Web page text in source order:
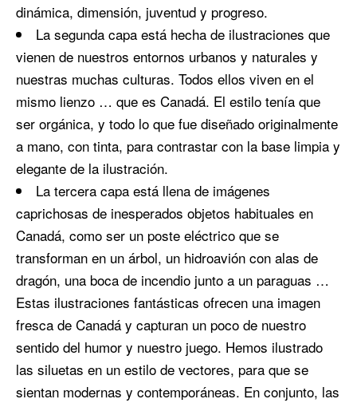
dinámica, dimensión, juventud y progreso.
La segunda capa está hecha de ilustraciones que
vienen de nuestros entornos urbanos y naturales y
nuestras muchas culturas. Todos ellos viven en el
mismo lienzo … que es Canadá. El estilo tenía que
ser orgánica, y todo lo que fue diseñado originalmente
a mano, con tinta, para contrastar con la base limpia y
elegante de la ilustración.
La tercera capa está llena de imágenes
caprichosas de inesperados objetos habituales en
Canadá, como ser un poste eléctrico que se
transforman en un árbol, un hidroavión con alas de
dragón, una boca de incendio junto a un paraguas …
Estas ilustraciones fantásticas ofrecen una imagen
fresca de Canadá y capturan un poco de nuestro
sentido del humor y nuestro juego. Hemos ilustrado
las siluetas en un estilo de vectores, para que se
sientan modernas y contemporáneas. En conjunto, las